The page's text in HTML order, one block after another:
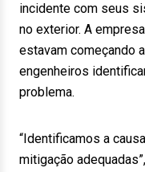
incidente com seus
no exterior. A
estavam começando
engenheiros
problema.
“Identificamos a
mitigação